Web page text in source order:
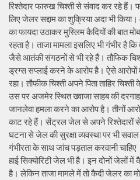
रिश्तेदार फारुख चिश्ती से संवाद कर रहे हैं।
लिए जेलर सद्दाम का शुक्रिया अदा भी
का फायदा उठाकर मुस्लिम कैदियों की बात
रहता है। ताजा मामला इसलिए भी गंभीर है
जैसे आतंकी संगठनों से भी रहे हैं। तौफिक
ड्रग्स सप्लाई करने के आरोप है। ऐसे आरोपों
रहा। तौफीक चिश्ती अपने पिता ताहिर
उस पर अजमेर स्थित ख्वाजा साहब की
जानलेवा हमला करने का आरोप है। तीनों
काट रहे हैं। सेंट्रल जेल से अपने रिश्तेदारों से
घटना से जेल की सुरक्षा व्यवस्था पर भी
गंभीरता के साथ जांच पड़ताल करवानी
हाई सिक्योरिटी जेल भी है। इन दोनों जेलों में
है। लेकिन ताजा मामले में तो कैदी जेलर का